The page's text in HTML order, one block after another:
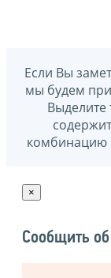
Если Вы
мы будем
комбинацию
×
Сообщить